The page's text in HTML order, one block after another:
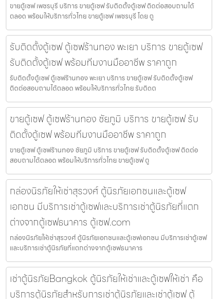
ขายตู้เซฟ เพชรบุรี บริการ ขายตู้เซฟ รับติดตั้งตู้เซฟ ติดต่อสอบถามได้
ตลอด พร้อมให้บริการทั่วไทย ขายตู้เซฟ เพชรบุรี โดย ตู
รับติดตั้งตู้เซฟ ตู้เซฟร้านทอง พะเยา บริการ ขายตู้เซฟ
รับติดตั้งตู้เซฟ พร้อมทีมงานมืออาชีพ ราคาถูก
รับติดตั้งตู้เซฟ ตู้เซฟร้านทอง พะเยา บริการ ขายตู้เซฟ รับติดตั้งตู้เซฟ
ติดต่อสอบถามได้ตลอด พร้อมให้บริการทั่วไทย รับติดต
ขายตู้เซฟ ตู้เซฟร้านทอง ชัยภูมิ บริการ ขายตู้เซฟ รับ
ติดตั้งตู้เซฟ พร้อมทีมงานมืออาชีพ ราคาถูก
ขายตู้เซฟ ตู้เซฟร้านทอง ชัยภูมิ บริการ ขายตู้เซฟ รับติดตั้งตู้เซฟ ติดต่อ
สอบถามได้ตลอด พร้อมให้บริการทั่วไทย ขายตู้เซฟ ตู
กล่องนิรภัยให้เช่าสุรวงศ์ ตู้นิรภัยเอกชนและตู้เซฟ
เอกชน มีบริการเช่าตู้เซฟและบริการเช่าตู้นิรภัยที่แตก
ต่างจากตู้เซฟธนาคาร ตู้เซฟ.com
กล่องนิรภัยให้เช่าสุรวงศ์ ตู้นิรภัยเอกชนและตู้เซฟเอกชน มีบริการเช่าตู้เซฟ
และบริการเช่าตู้นิรภัยที่แตกต่างจากตู้เซฟธนาคาร
เช่าตู้นิรภัยBangkok ตู้นิรภัยให้เช่าและตู้เซฟให้เช่า คือ
บริการตู้นิรภัยสำหรับการเช่าตู้นิรภัยและเช่าตู้เซฟ ตู้